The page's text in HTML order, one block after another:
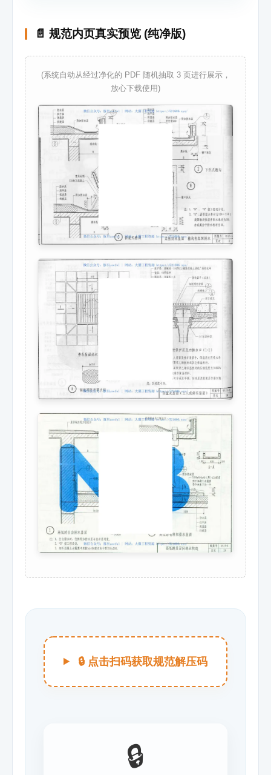
📄 规范内页真实预览 (纯净版)
(系统自动从经过净化的 PDF 随机抽取 3 页进行展示，
放心下载使用)
🔒 点击扫码获取规范解压码
🔒